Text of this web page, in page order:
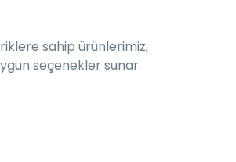
sahip ürünlerimiz,
seçenekler sunar.